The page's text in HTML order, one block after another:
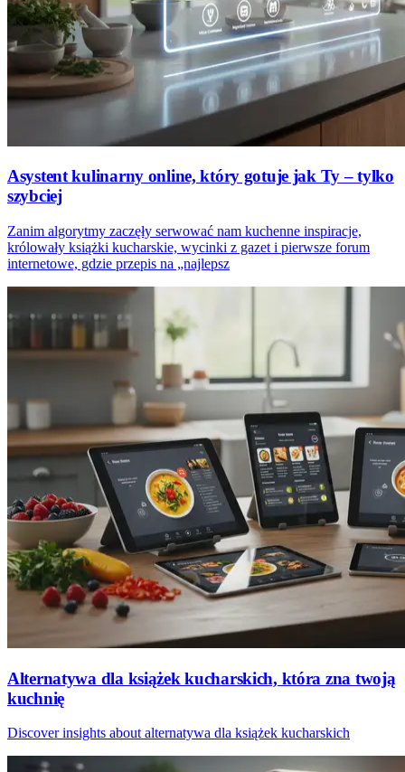
Asystent kulinarny online, który gotuje jak Ty – tylko
szybciej
Zanim algorytmy zaczęły serwować nam kuchenne inspiracje,
królowały książki kucharskie, wycinki z gazet i pierwsze forum
internetowe, gdzie przepis na „najlepsz
Alternatywa dla książek kucharskich, która zna twoją
kuchnię
Discover insights about alternatywa dla książek kucharskich